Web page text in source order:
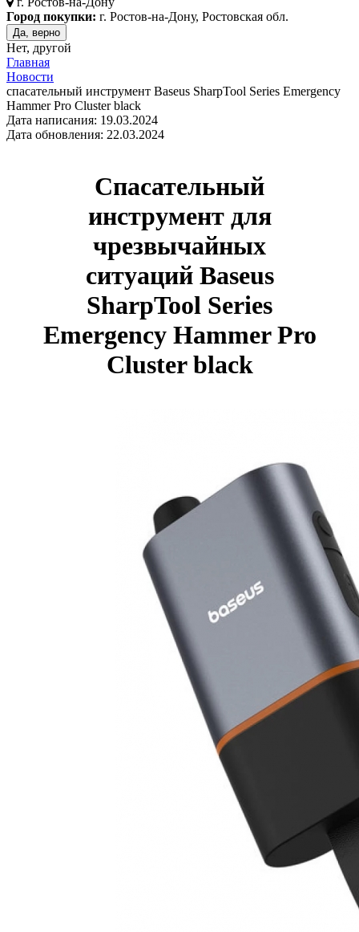
Город покупки: г. Ростов-на-Дону, Ростовская обл.
Да, верно
Нет, другой
Главная
Новости
спасательный инструмент Baseus SharpTool Series Emergency
Hammer Pro Cluster black
Дата написания: 19.03.2024
Дата обновления: 22.03.2024
Спасательный
инструмент для
чрезвычайных
ситуаций Baseus
SharpTool Series
Emergency Hammer Pro
Cluster black